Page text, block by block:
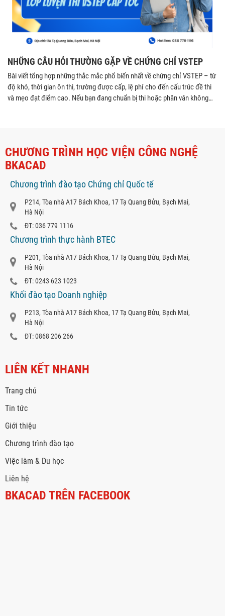
NHỮNG CÂU HỎI THƯỜNG GẶP VỀ CHỨNG CHỈ VSTEP
Bài viết tổng hợp những thắc mắc phổ biến nhất về chứng chỉ VSTEP – từ
độ khó, thời gian ôn thi, trường được cấp, lệ phí cho đến cấu trúc đề thi
và mẹo đạt điểm cao. Nếu bạn đang chuẩn bị thi hoặc phân vân không
CHƯƠNG TRÌNH HỌC VIỆN CÔNG NGHỆ
BKACAD
Chương trình đào tạo Chứng chỉ Quốc tế
P214, Tòa nhà A17 Bách Khoa, 17 Tạ Quang Bửu, Bạch Mai,
Hà Nội
ĐT: 036 779 1116
Chương trình thực hành BTEC
P201, Tòa nhà A17 Bách Khoa, 17 Tạ Quang Bửu, Bạch Mai,
Hà Nội
ĐT: 0243 623 1023
Khối đào tạo Doanh nghiệp
P213, Tòa nhà A17 Bách Khoa, 17 Tạ Quang Bửu, Bạch Mai,
Hà Nội
ĐT: 0868 206 266
LIÊN KẾT NHANH
Trang chủ
Tin tức
Giới thiệu
Chương trình đào tạo
Việc làm & Du học
Liên hệ
BKACAD TRÊN FACEBOOK